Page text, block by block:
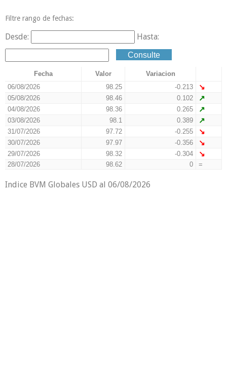
Filtre rango de fechas:
Desde: Hasta:
Fecha Valor
Variacion
06/08/2026
98.25 -0.213 ↘
05/08/2026 98.46 0.102 ↗
04/08/2026 98.36 0.265 ↗
03/08/2026 98.1 0.389 ↗
31/07/2026 97.72 -0.255 ↘
30/07/2026 97.97 -0.356 ↘
29/07/2026 98.32 -0.304 ↘
28/07/2026 98.62 0 =
Indice BVM Globales USD al 06/08/2026